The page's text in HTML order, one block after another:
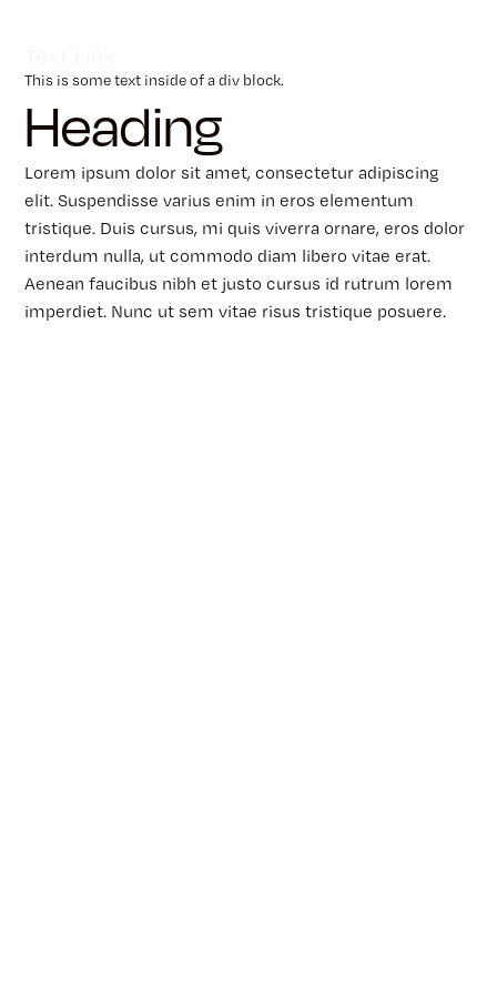
This is some text inside of a div block.
Heading
Lorem ipsum dolor sit amet, consectetur adipiscing
elit. Suspendisse varius enim in eros elementum
tristique. Duis cursus, mi quis viverra ornare, eros dolor
interdum nulla, ut commodo diam libero vitae erat.
Aenean faucibus nibh et justo cursus id rutrum lorem
imperdiet. Nunc ut sem vitae risus tristique posuere.